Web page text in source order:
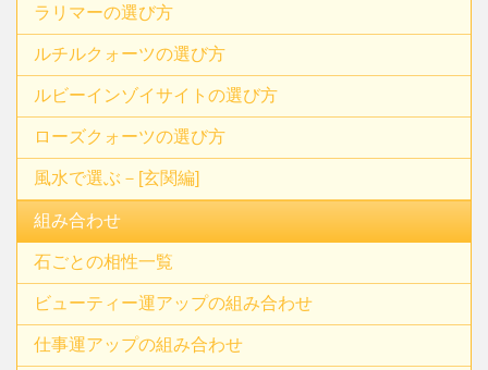
ラリマーの選び方
ルチルクォーツの選び方
ルビーインゾイサイトの選び方
ローズクォーツの選び方
風水で選ぶ－[玄関編]
組み合わせ
石ごとの相性一覧
ビューティー運アップの組み合わせ
仕事運アップの組み合わせ